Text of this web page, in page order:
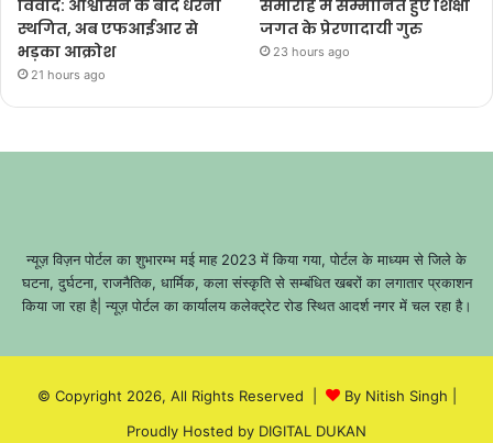
विवाद: आश्वासन के बाद धरना
स्थगित, अब एफआईआर से
भड़का आक्रोश
21 hours ago
समारोह में सम्मानित हुए शिक्षा
जगत के प्रेरणादायी गुरु
23 hours ago
न्यूज़ विज़न पोर्टल का शुभारम्भ मई माह 2023 में किया गया, पोर्टल के माध्यम से जिले के
घटना, दुर्घटना, राजनैतिक, धार्मिक, कला संस्कृति से सम्बंधित खबरों का लगातार प्रकाशन
किया जा रहा है| न्यूज़ पोर्टल का कार्यालय कलेक्ट्रेट रोड स्थित आदर्श नगर में चल रहा है।
© Copyright 2026, All Rights Reserved | By Nitish Singh
Proudly Hosted by DIGITAL DUKAN